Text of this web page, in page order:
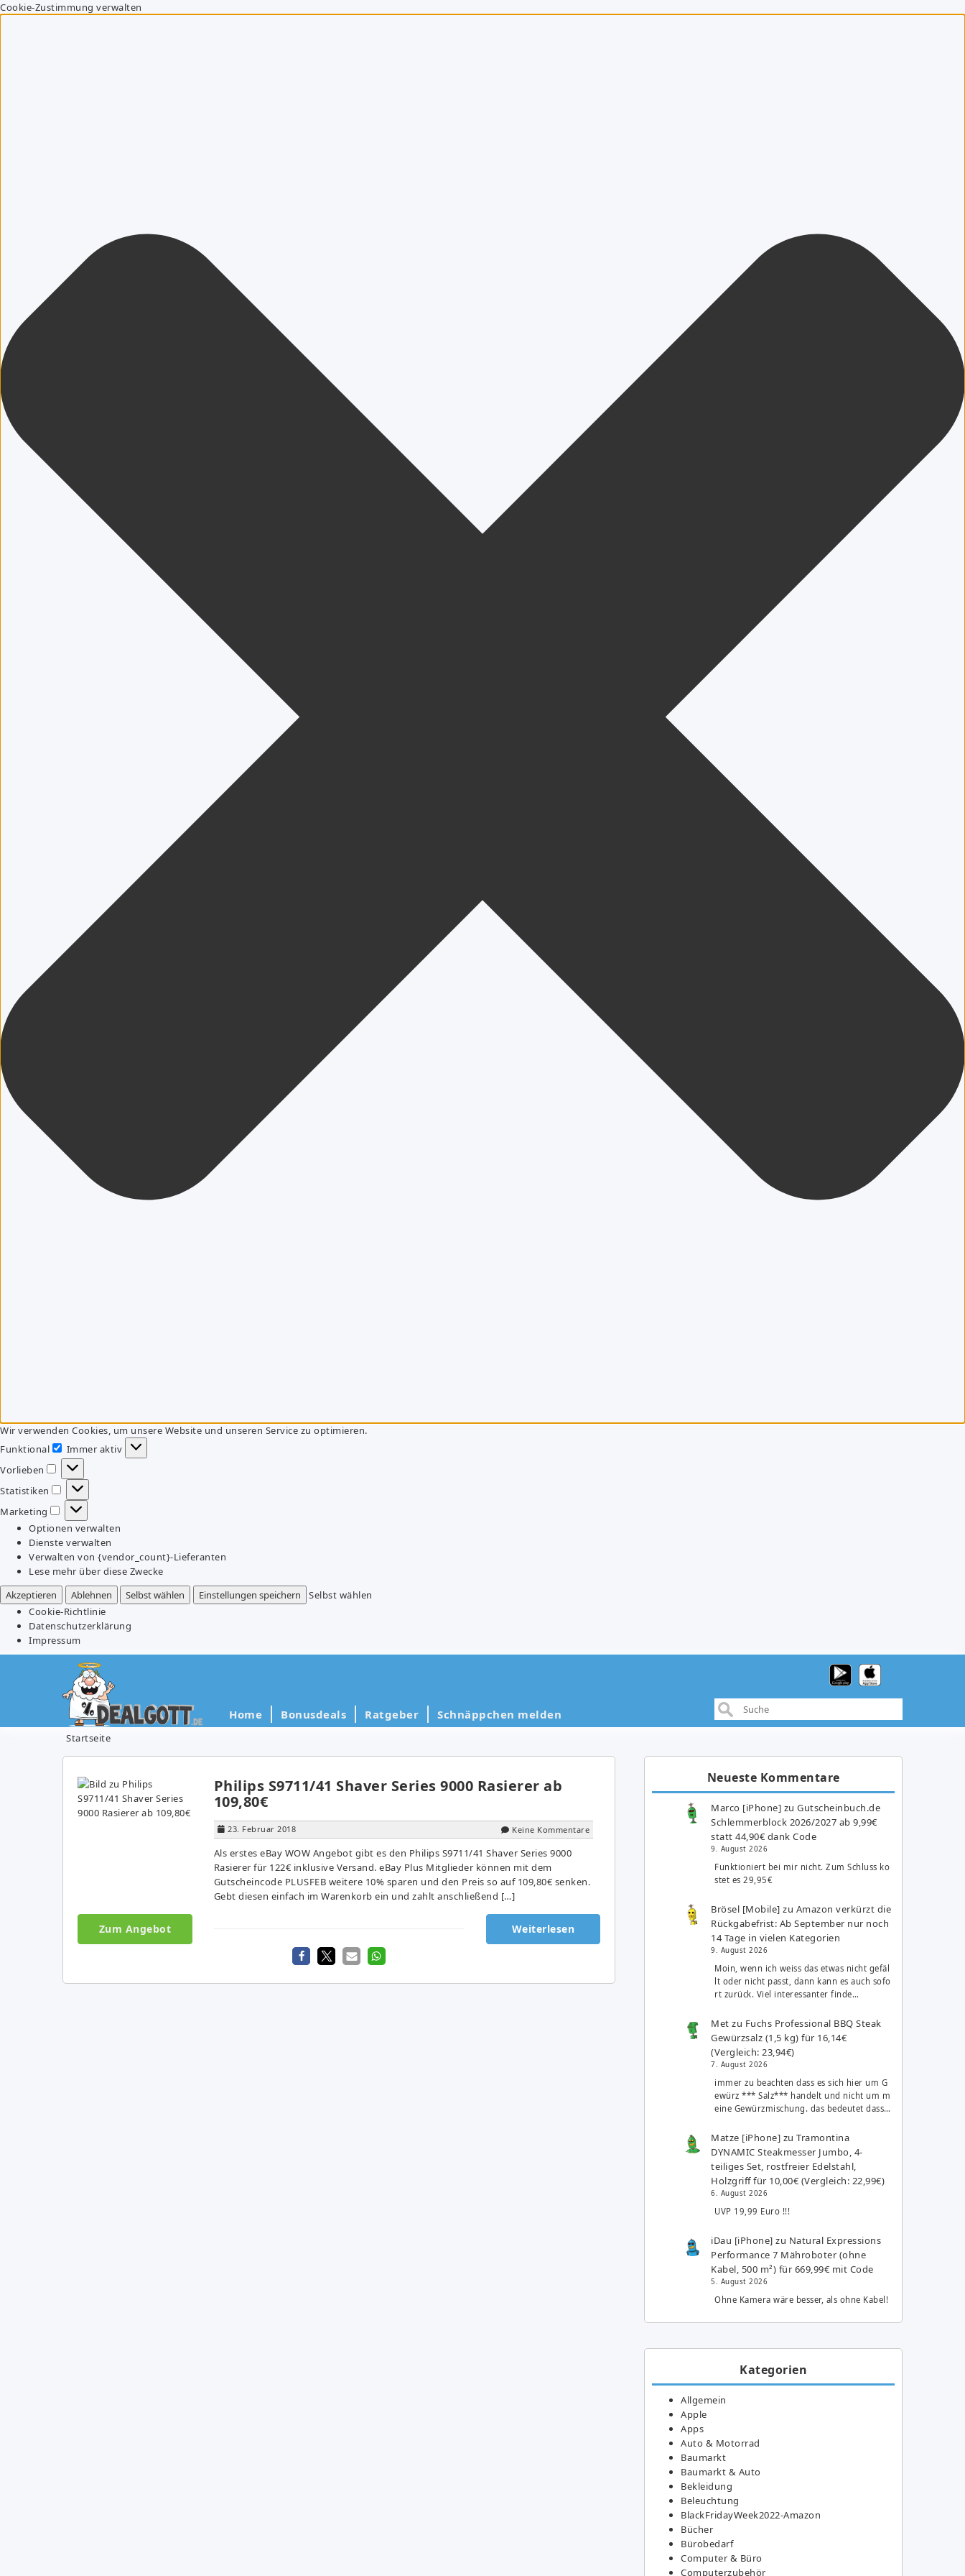
Cookie-Zustimmung verwalten
Wir verwenden Cookies, um unsere Website und unseren Service zu optimieren.
Funktional
Funktional
Immer aktiv
Vorlieben
Vorlieben
Statistiken
Statistiken
Marketing
Marketing
Optionen verwalten
Dienste verwalten
Verwalten von {vendor_count}-Lieferanten
Lese mehr über diese Zwecke
Akzeptieren
Ablehnen Selbst wählen Einstellungen speichern
Selbst wählen
Cookie-Richtlinie
Datenschutzerklärung
Impressum
Home Bonusdeals Ratgeber Schnäppchen melden
Startseite
Philips S9711/41 Shaver Series 9000 Rasierer ab
109,80€
23. Februar 2018 Keine Kommentare
Als erstes eBay WOW Angebot gibt es den Philips S9711/41 Shaver Series 9000
Rasierer für 122€ inklusive Versand. eBay Plus Mitglieder können mit dem
Gutscheincode PLUSFEB weitere 10% sparen und den Preis so auf 109,80€ senken.
Gebt diesen einfach im Warenkorb ein und zahlt anschließend […]
Zum Angebot Weiterlesen
Neueste Kommentare
Marco [iPhone] zuGutscheinbuch.de
Schlemmerblock 2026/2027 ab 9,99€
statt 44,90€ dank Code
9. August 2026
Funktioniert bei mir nicht. Zum Schluss ko
stet es 29,95€
Brösel [Mobile] zu Amazon verkürzt die
Rückgabefrist: Ab September nur noch
14 Tage in vielen Kategorien
9. August 2026
Moin, wenn ich weiss das etwas nicht gefäl
lt oder nicht passt, dann kann es auch sofo
rt zurück. Viel interessanter finde…
Met zu Fuchs Professional BBQ Steak
Gewürzsalz (1,5 kg) für 16,14€
(Vergleich: 23,94€)
7. August 2026
immer zu beachten dass es sich hier um G
ewürz *** Salz*** handelt und nicht um m
eine Gewürzmischung. das bedeutet dass…
Matze [iPhone] zuTramontina
DYNAMIC Steakmesser Jumbo, 4-
teiliges Set, rostfreier Edelstahl,
Holzgriff für 10,00€ (Vergleich: 22,99€)
6. August 2026
UVP 19,99 Euro !!!
iDau [iPhone] zu Natural Expressions
Performance 7 Mähroboter (ohne
Kabel, 500 m²) für 669,99€ mit Code
5. August 2026
Ohne Kamera wäre besser, als ohne Kabel!
Kategorien
Allgemein
Apple
Apps
Auto & Motorrad
Baumarkt
Baumarkt & Auto
Bekleidung
Beleuchtung
BlackFridayWeek2022-Amazon
Bücher
Bürobedarf
Computer & Büro
Computerzubehör